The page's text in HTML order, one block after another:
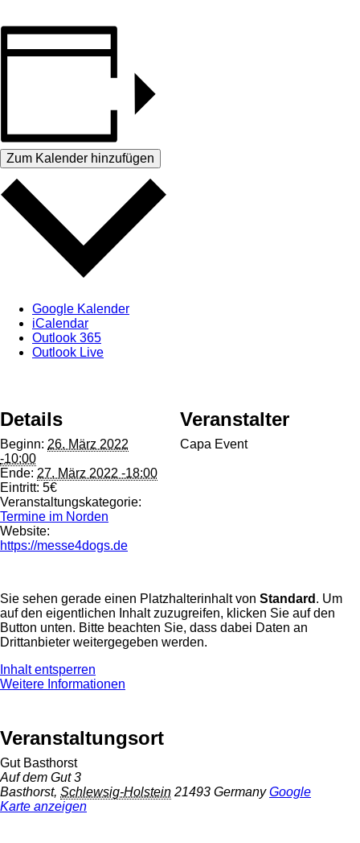
Zum Kalender hinzufügen
Google Kalender
iCalendar
Outlook 365
Outlook Live
Details
Beginn: 26. März 2022
-10:00
Ende: 27. März 2022 -18:00
Eintritt: 5€
Veranstaltungskategorie:
Termine im Norden
Website:
https://messe4dogs.de
Veranstalter
Capa Event
Veranstaltungsort
Gut Basthorst
Auf dem Gut 3
Basthorst, Schlewsig-Holstein 21493 Germany Google
Karte anzeigen
Sie sehen gerade einen Platzhalterinhalt von Standard . Um
auf den eigentlichen Inhalt zuzugreifen, klicken Sie auf den
Button unten. Bitte beachten Sie, dass dabei Daten an
Drittanbieter weitergegeben werden.
Inhalt entsperren
Weitere Informationen